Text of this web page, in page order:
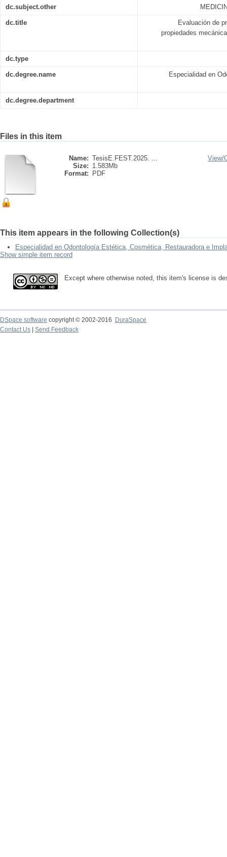
dc.subject.other
dc.title
Evaluación de
propiedades
dc.type
dc.degree.name Especialidad en
dc.degree.department
Files in this item
Name: TesisE.FEST.2025. ...
Size: 1.583Mb
Format:
PDF
View/
This item appears in the following Collection(s)
Especialidad en Odontología Estética, Cosmética, Restauradora e
Show simple item record
Except where otherwise noted, this item's license is
DSpace software copyright © 2002-2016
DuraSpace
Contact Us
Send Feedback